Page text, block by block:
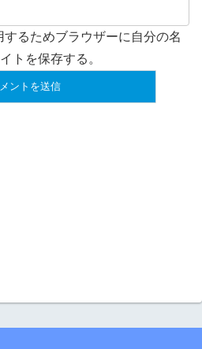
るためブラウザーに自分の名
トを保存する。